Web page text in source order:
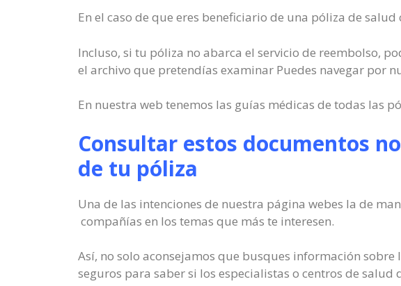
En el caso de que eres beneficiario de una póliza de
Incluso, si tu póliza no abarca el servicio de reembolso,
el archivo que pretendías examinar Puedes navegar por
En nuestra web tenemos las guías médicas de todas las
Consultar estos documentos
de tu póliza
Una de las intenciones de nuestra página webes la de
compañías en los temas que más te interesen.
Así, no solo aconsejamos que busques información
seguros para saber si los especialistas o centros de salud